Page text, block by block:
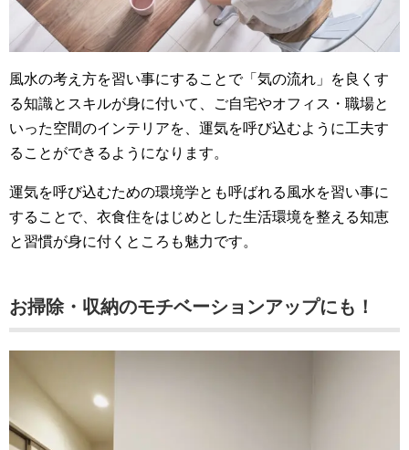
風水の考え方を習い事にすることで「気の流れ」を良くす
る知識とスキルが身に付いて、ご自宅やオフィス・職場と
いった空間のインテリアを、運気を呼び込むように工夫す
ることができるようになります。
運気を呼び込むための環境学とも呼ばれる風水を習い事に
することで、衣食住をはじめとした生活環境を整える知恵
と習慣が身に付くところも魅力です。
お掃除・収納のモチベーションアップにも！